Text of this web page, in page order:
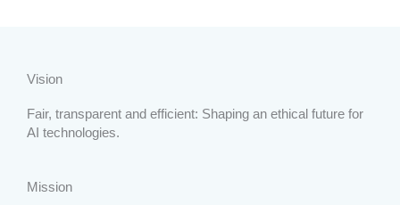
Vision
Fair, transparent and efficient: Shaping an ethical future for
AI technologies.
Mission